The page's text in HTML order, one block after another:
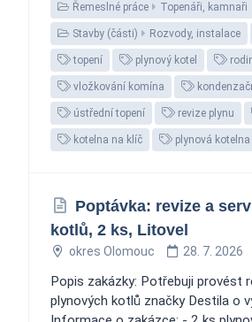
Řemeslné práce Topenáři, kamnaři
Stavby (části) Rozvody, instalace
topení plynový kotel
vložkování komína
ústřední topení revize plynu
kotelna na klíč plynová kotelna
Poptávka: revize a
kotlů, 2 ks, Litovel
okres Olomouc 28. 7. 2026
Popis zakázky: Potřebuji provést
plynových kotlů značky Destila o